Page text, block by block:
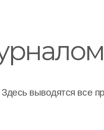
выводятся все